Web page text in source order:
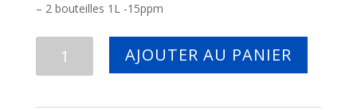
– 2 bouteilles 1L -15ppm
AJOUTER AU PANIER